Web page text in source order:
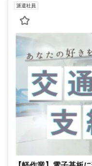
派遣社員